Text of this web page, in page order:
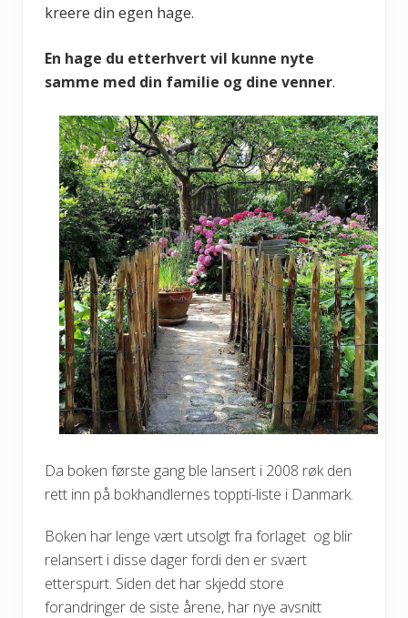
kreere din egen hage.
En hage du etterhvert vil kunne nyte
samme med din familie og dine venner.
Da boken første gang ble lansert i 2008 røk den
rett inn på bokhandlernes toppti-liste i Danmark.
Boken har lenge vært utsolgt fra forlaget og blir
relansert i disse dager fordi den er svært
etterspurt. Siden det har skjedd store
forandringer de siste årene, har nye avsnitt